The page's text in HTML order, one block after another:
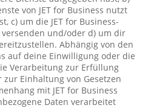
von JET for Business nutzt
c) um die JET for Business-
und/oder d) um dir
Abhängig von den
auf deine Einwilligung oder die
Verarbeitung zur Erfüllung
Einhaltung von Gesetzen
mit JET for Business
Daten verarbeitet